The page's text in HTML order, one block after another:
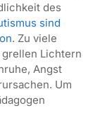
des
sind
. Zu viele
Lichtern
Angst
Um